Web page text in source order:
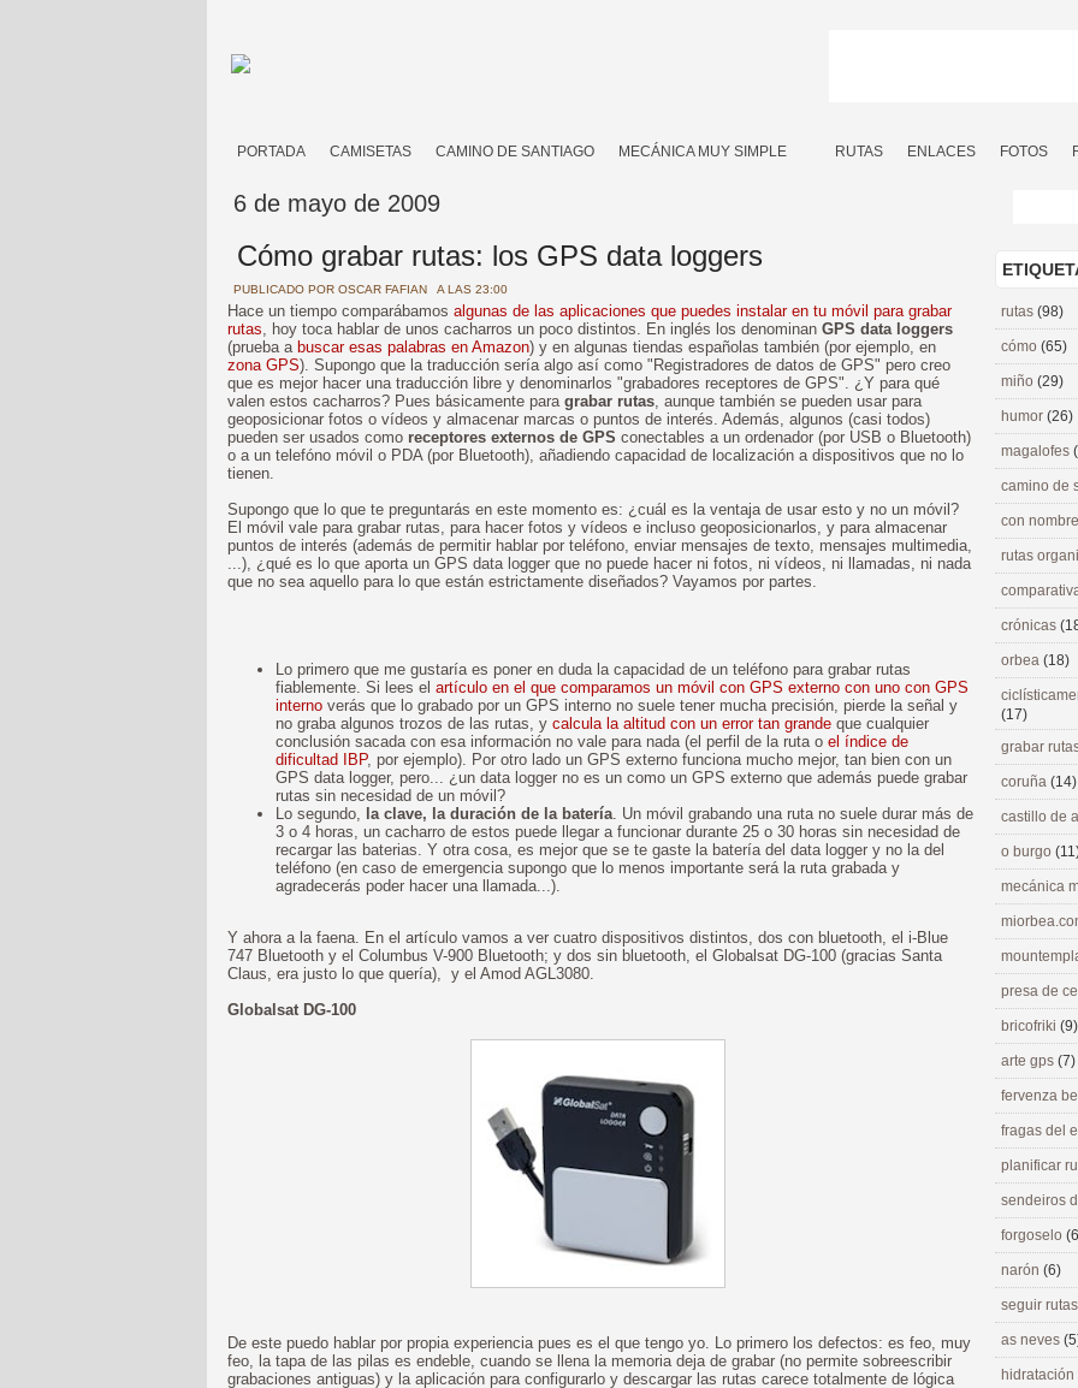
PORTADA CAMISETAS CAMINO DE SANTIAGO MECÁNICA MUY SIMPLE RUTAS ENLACES FOTOS
6 de mayo de 2009
Cómo grabar rutas: los GPS data loggers
PUBLICADO POR OSCAR FAFIAN A LAS 23:00
Hace un tiempo comparábamos algunas de las aplicaciones que puedes instalar en tu móvil para grabar
rutas, hoy toca hablar de unos cacharros un poco distintos. En inglés los denominan GPS data loggers
(prueba a buscar esas palabras en Amazon) y en algunas tiendas españolas también (por ejemplo, en
zona GPS). Supongo que la traducción sería algo así como "Registradores de datos de GPS" pero creo
que es mejor hacer una traducción libre y denominarlos "grabadores receptores de GPS". ¿Y para qué
valen estos cacharros? Pues básicamente para grabar rutas, aunque también se pueden usar para
geoposicionar fotos o vídeos y almacenar marcas o puntos de interés. Además, algunos (casi todos)
pueden ser usados como receptores externos de GPS conectables a un ordenador (por USB o Bluetooth)
o a un telefóno móvil o PDA (por Bluetooth), añadiendo capacidad de localización a dispositivos que no lo
tienen.
Supongo que lo que te preguntarás en este momento es: ¿cuál es la ventaja de usar esto y no un móvil?
El móvil vale para grabar rutas, para hacer fotos y vídeos e incluso geoposicionarlos, y para almacenar
puntos de interés (además de permitir hablar por teléfono, enviar mensajes de texto, mensajes multimedia,
...), ¿qué es lo que aporta un GPS data logger que no puede hacer ni fotos, ni vídeos, ni llamadas, ni nada
que no sea aquello para lo que están estrictamente diseñados? Vayamos por partes.
Lo primero que me gustaría es poner en duda la capacidad de un teléfono para grabar rutas
fiablemente. Si lees el artículo en el que comparamos un móvil con GPS externo con uno con GPS
interno verás que lo grabado por un GPS interno no suele tener mucha precisión, pierde la señal y
no graba algunos trozos de las rutas, y calcula la altitud con un error tan grande que cualquier
conclusión sacada con esa información no vale para nada (el perfil de la ruta o el índice de
dificultad IBP, por ejemplo). Por otro lado un GPS externo funciona mucho mejor, tan bien con un
GPS data logger, pero... ¿un data logger no es un como un GPS externo que además puede grabar
rutas sin necesidad de un móvil?
Lo segundo, la clave, la duración de la batería. Un móvil grabando una ruta no suele durar más de
3 o 4 horas, un cacharro de estos puede llegar a funcionar durante 25 o 30 horas sin necesidad de
recargar las baterias. Y otra cosa, es mejor que se te gaste la batería del data logger y no la del
teléfono (en caso de emergencia supongo que lo menos importante será la ruta grabada y
agradecerás poder hacer una llamada...).
Y ahora a la faena. En el artículo vamos a ver cuatro dispositivos distintos, dos con bluetooth, el i-Blue
747 Bluetooth y el Columbus V-900 Bluetooth; y dos sin bluetooth, el Globalsat DG-100 (gracias Santa
Claus, era justo lo que quería), y el Amod AGL3080.
Globalsat DG-100
De este puedo hablar por propia experiencia pues es el que tengo yo. Lo primero los defectos: es feo, muy
feo, la tapa de las pilas es endeble, cuando se llena la memoria deja de grabar (no permite sobreescribir
grabaciones antiguas) y la aplicación para configurarlo y descargar las rutas carece totalmente de lógica
rutas (98)
cómo (65)
miño (29)
humor (26)
magalofes
camino de
con
rutas
crónicas
orbea (18)
(17)
grabar
coruña (14)
castillo de
o burgo
mecánica
presa de
bricofriki (9)
arte gps (7)
fervenza
fragas del
planificar
sendeiros
forgoselo
narón (6)
seguir
as neves
hidratación